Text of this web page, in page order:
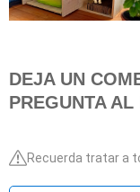
DEJA UN
PREGUNTA
Recuerda tratar a